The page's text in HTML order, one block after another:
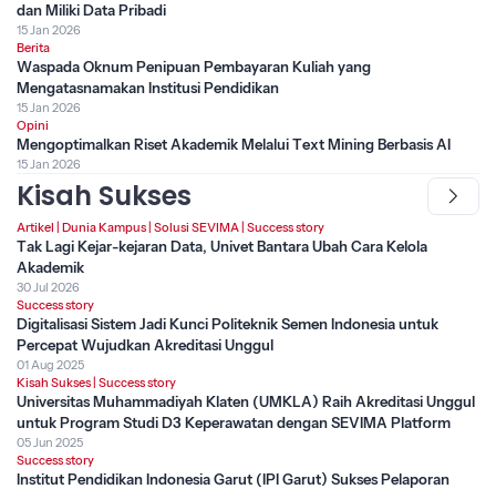
dan Miliki Data Pribadi
15 Jan 2026
Berita
Waspada Oknum Penipuan Pembayaran Kuliah yang
Mengatasnamakan Institusi Pendidikan
15 Jan 2026
Opini
Mengoptimalkan Riset Akademik Melalui Text Mining Berbasis AI
15 Jan 2026
Kisah Sukses
Artikel Dunia Kampus Solusi SEVIMA Success story
Tak Lagi Kejar-kejaran Data, Univet Bantara Ubah Cara Kelola
Akademik
30 Jul 2026
Success story
Digitalisasi Sistem Jadi Kunci Politeknik Semen Indonesia untuk
Percepat Wujudkan Akreditasi Unggul
01 Aug 2025
Kisah Sukses Success story
Universitas Muhammadiyah Klaten (UMKLA) Raih Akreditasi Unggul
untuk Program Studi D3 Keperawatan dengan SEVIMA Platform
05 Jun 2025
Success story
Institut Pendidikan Indonesia Garut (IPI Garut) Sukses Pelaporan